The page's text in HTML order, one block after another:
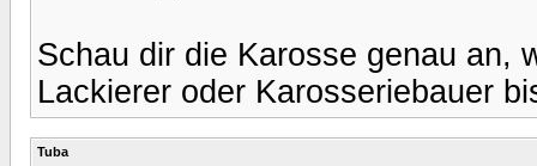
Schau dir die Karosse genau an,
Lackierer oder Karosseriebauer
Tuba